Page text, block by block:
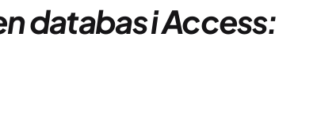
databas i Access: